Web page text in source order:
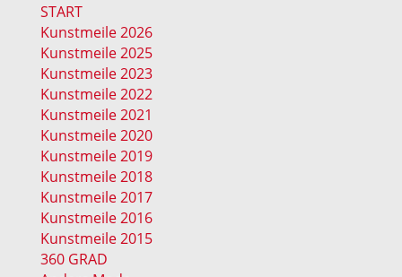
START
Kunstmeile 2026
Kunstmeile 2025
Kunstmeile 2023
Kunstmeile 2022
Kunstmeile 2021
Kunstmeile 2020
Kunstmeile 2019
Kunstmeile 2018
Kunstmeile 2017
Kunstmeile 2016
Kunstmeile 2015
360 GRAD